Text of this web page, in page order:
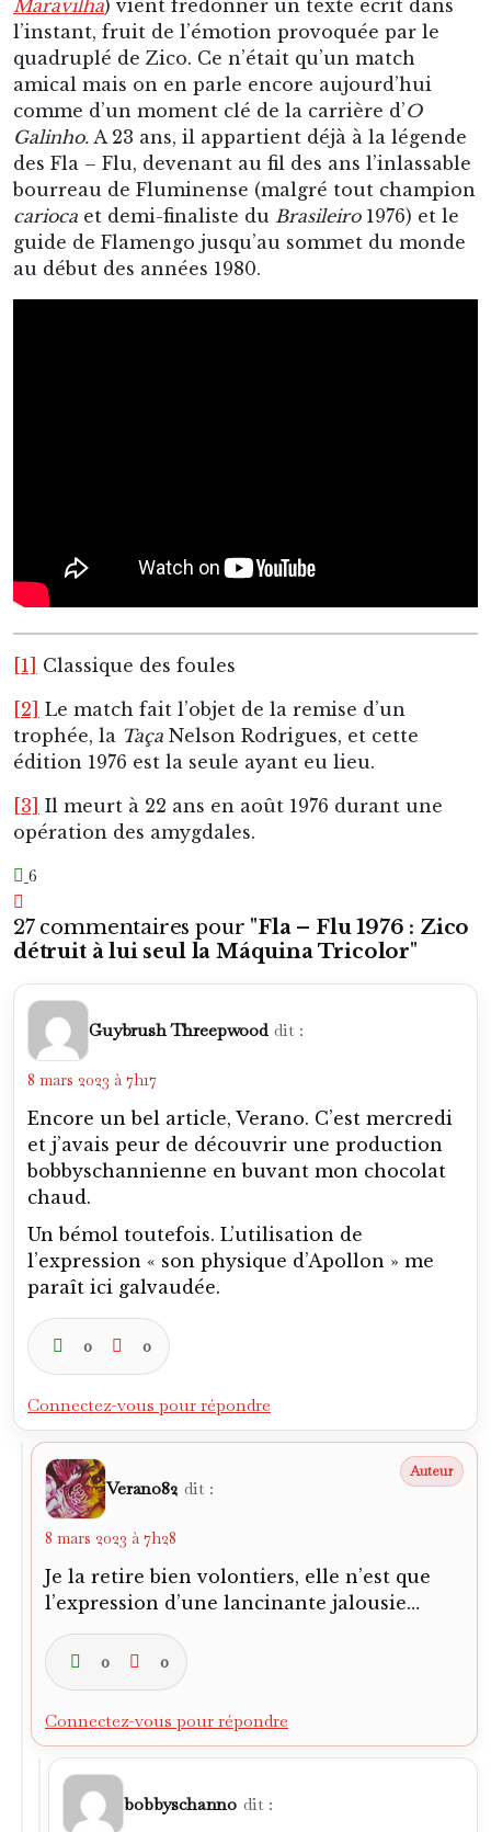
Maravilha) vient fredonner un texte écrit dans
l’instant, fruit de l’émotion provoquée par le
quadruplé de Zico. Ce n’était qu’un match
amical mais on en parle encore aujourd’hui
comme d’un moment clé de la carrière d’O
Galinho. A 23 ans, il appartient déjà à la légende
des Fla – Flu, devenant au fil des ans l’inlassable
bourreau de Fluminense (malgré tout champion
carioca et demi-finaliste du Brasileiro1976) et le
guide de Flamengo jusqu’au sommet du monde
au début des années 1980.
[1]
Classique des foules
[2]
Le match fait l’objet de la remise d’un
trophée, la Taça Nelson Rodrigues, et cette
édition 1976 est la seule ayant eu lieu.
[3]
Il meurt à 22 ans en août 1976 durant une
opération des amygdales.
6
27 commentaires pour "Fla – Flu 1976 : Zico
détruit à lui seul la Máquina Tricolor"
Guybrush Threepwood dit :
8 mars 2023 à 7h17
Encore un bel article, Verano. C’est mercredi
et j’avais peur de découvrir une production
bobbyschannienne en buvant mon chocolat
chaud.
Un bémol toutefois. L’utilisation de
l’expression « son physique d’Apollon » me
paraît ici galvaudée.
0 0
Connectez-vous pour répondre
Verano82 dit :
8 mars 2023 à 7h28
Je la retire bien volontiers, elle n’est que
l’expression d’une lancinante jalousie…
0 0
Connectez-vous pour répondre
bobbyschanno dit :